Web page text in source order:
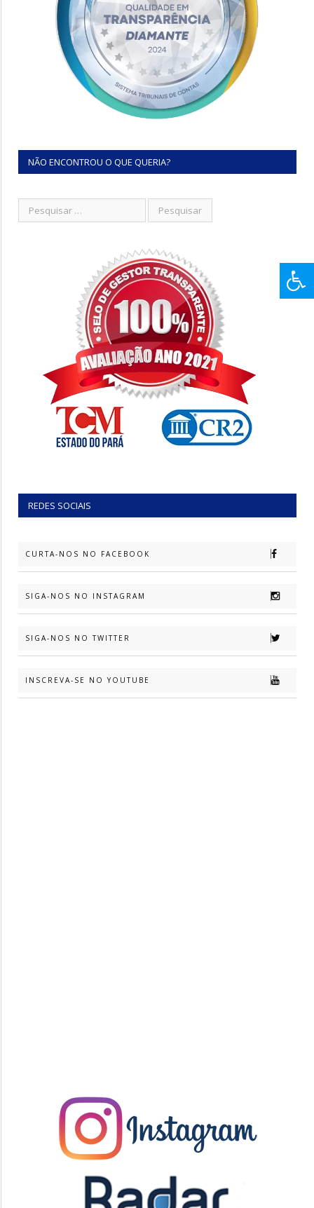
NÃO ENCONTROU O QUE QUERIA?
REDES SOCIAIS
CURTA-NOS NO FACEBOOK
SIGA-NOS NO INSTAGRAM
SIGA-NOS NO TWITTER
INSCREVA-SE NO YOUTUBE